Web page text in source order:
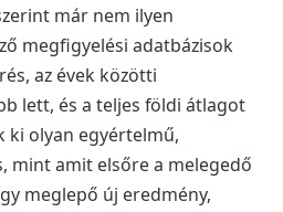
már nem ilyen
megfigyelési adatbázisok
az évek közötti
lett, és a teljes földi átlagot
ki olyan egyértelmű,
mint amit elsőre a melegedő
meglepő új eredmény,